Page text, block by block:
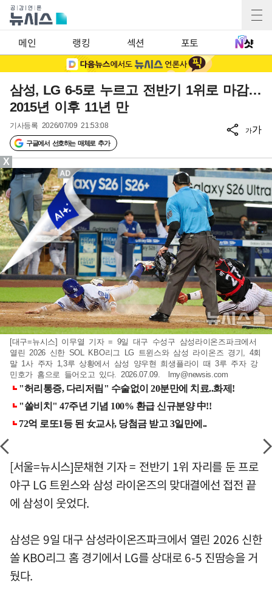
메인 랭킹 섹션 포토
삼성, LG 6-5로 누르고 전반기 1위로 마감…
2015년 이후 11년 만
기사등록 2026/07/09 21:53:08
구글에서 선호하는 매체로 추가
가가
[대구=뉴시스] 이무열 기자 = 9일 대구 수성구 삼성라이온즈파크에서
열린 2026 신한 SOL KBO리그 LG 트윈스와 삼성 라이온즈 경기, 4회
말 1사 주자 1,3루 상황에서 삼성 양우현 희생플라이 때 3루 주자 강
민호가 홈으로 들어오고 있다. 2026.07.09.
lmy@newsis.com
[서울=뉴시스]문채현 기자 = 전반기 1위 자리를 둔 프로
야구 LG 트윈스와 삼성 라이온즈의 맞대결에선 접전 끝
에 삼성이 웃었다.
삼성은 9일 대구 삼성라이온즈파크에서 열린 2026 신한
쏠 KBO리그 홈 경기에서 LG를 상대로 6-5 진땀승을 거
뒀다.
X